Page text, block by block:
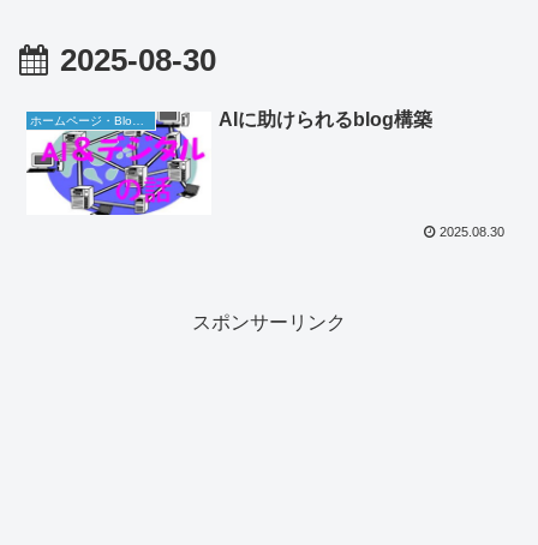
2025-08-30
AIに助けられるblog構築
2025.08.30
スポンサーリンク